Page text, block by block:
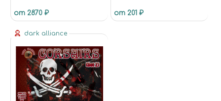
от 2870 ₽ от 201 ₽
dark alliance